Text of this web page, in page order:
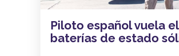
Piloto español vuela
baterías de estado